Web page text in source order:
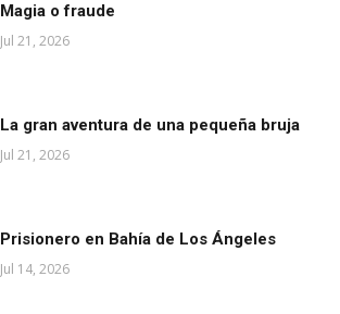
Magia o fraude
Jul 21, 2026
La gran aventura de una pequeña bruja
Jul 21, 2026
Prisionero en Bahía de Los Ángeles
Jul 14, 2026